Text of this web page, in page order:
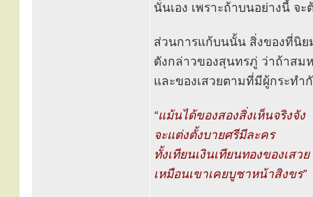
นั่นเอง เพราะถ้าบนอย่างนี้ จ
ส่วนการแก้บนนั้น สิ่งของที่นิ
ดังกล่าวของสุนทรภู่ ว่าถ้าสม
และของเสวยตามที่มีผู้กระทำ
“แม้นได้ของสองสิ่งเห็นจริงจัง
จะแต่งตั้งบายศรีมีละคร
ทั้งเทียนเงินเทียนทองของเสวย
เหมือนเขาเคยบูชาหน้าสิงขร”